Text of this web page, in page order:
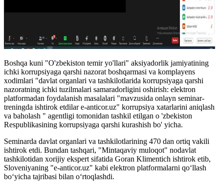
Boshqa kuni "O'zbekiston temir yo'llari" aksiyadorlik jamiyatining
ichki korrupsiyaga qarshi nazorat boshqarmasi va komplayens
xodimlari "davlat organlari va tashkilotlarida korrupsiyaga qarshi
nazoratning ichki tuzilmalari samaradorligini oshirish: elektron
platformadan foydalanish masalalari "mavzusida onlayn seminar-
treningda ishtirok etdilar e-anticor.uz" korrupsiya xatarlarini aniqlash
va baholash " agentligi tomonidan tashkil etilgan o 'zbekiston
Respublikasining korrupsiyaga qarshi kurashish bo' yicha.
Seminarda davlat organlari va tashkilotlarining 470 dan ortiq vakili
ishtirok etdi. Bundan tashqari, "Mintaqaviy muloqot" nodavlat
tashkilotidan xorijiy ekspert sifatida Goran Klimentich ishtirok etib,
Sloveniyaning "e-anticor.uz" kabi elektron platformalarni qo‘llash
bo‘yicha tajribasi bilan o‘rtoqlashdi.